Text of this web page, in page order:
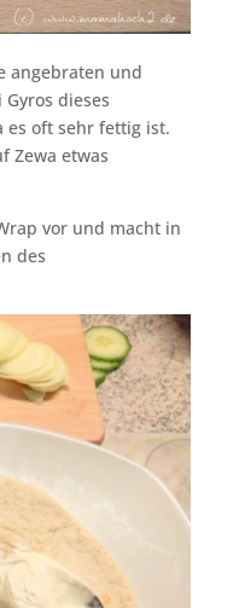
angebraten und
dieses
es oft sehr fettig ist.
Zewa etwas
vor und macht in
des